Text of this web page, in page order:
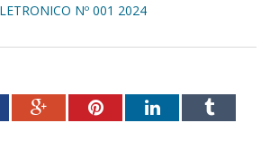
Nº 001 2024
Google+PinterestLinkedInTumblr